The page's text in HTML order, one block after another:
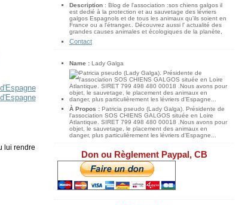
lui rendre
Description : Blog de l'association :sos chiens galgos il
est dedié à la protection et au sauvetage des lévriers
galgos Espagnols et de tous les animaux qu'ils soient en
France ou a l'étranger.. Découvrez aussi l' actualité des
grandes causes animales et écologiques de la planète,
Contact
Name : Lady Galga
À Propos : Patricia pseudo (Lady Galga). Présidente de
l'association SOS CHIENS GALGOS située en Loire
Atlantique. SIRET 799 498 480 00018 .Nous avons pour
objet, le sauvetage, le placement des animaux en
danger, plus particulièrement les lévriers d'Espagne...
Don ou Règlement Paypal, CB